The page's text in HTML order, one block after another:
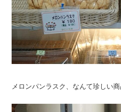
メロンパンラスク、なんて珍しい